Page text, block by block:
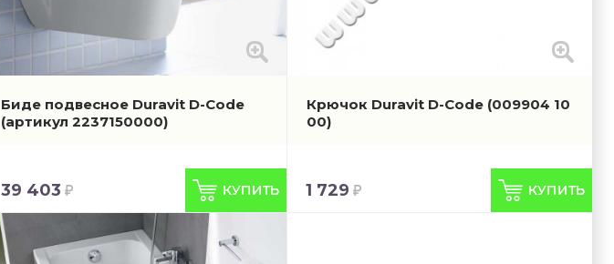
Биде подвесное Duravit D-Code
(артикул 2237150000)
39 403
Крючок Duravit D-Code (009904 10
00)
1 729